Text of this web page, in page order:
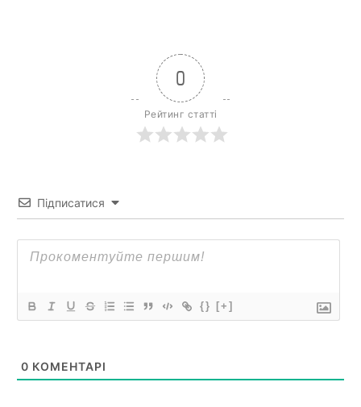
0
Рейтинг статті
Підписатися
{} [+]
0 КОМЕНТАРІ